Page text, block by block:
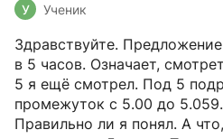
У Ученик
Здравствуйте.
в 5 часов. Означает,
5 я ещё смотрел. Под 5
промежуток с 5.00 до
Правильно ли я понял. А